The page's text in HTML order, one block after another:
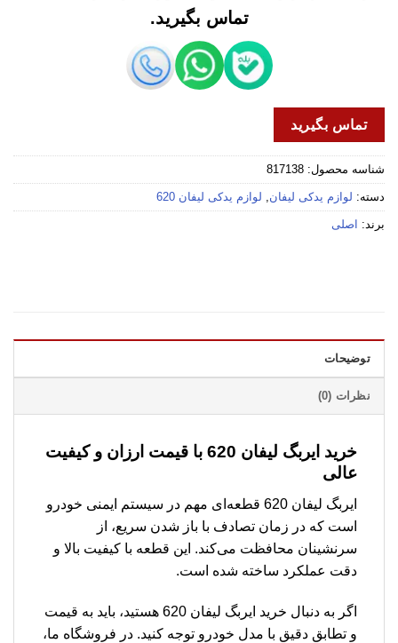
تماس بگیرید.
تماس بگیرید
شناسه محصول: 817138
دسته: لوازم یدکی لیفان, لوازم یدکی لیفان 620
برند: اصلی
توضیحات
نظرات (0)
خرید ایربگ لیفان 620 با قیمت ارزان و کیفیت
عالی
ایربگ لیفان 620 قطعه‌ای مهم در سیستم ایمنی خودرو
است که در زمان تصادف با باز شدن سریع، از
سرنشینان محافظت می‌کند. این قطعه با کیفیت بالا و
دقت عملکرد ساخته شده است.
اگر به دنبال خرید ایربگ لیفان 620 هستید، باید به قیمت
و تطابق دقیق با مدل خودرو توجه کنید. در فروشگاه ما،